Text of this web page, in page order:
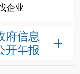
企业
府信息
开年报